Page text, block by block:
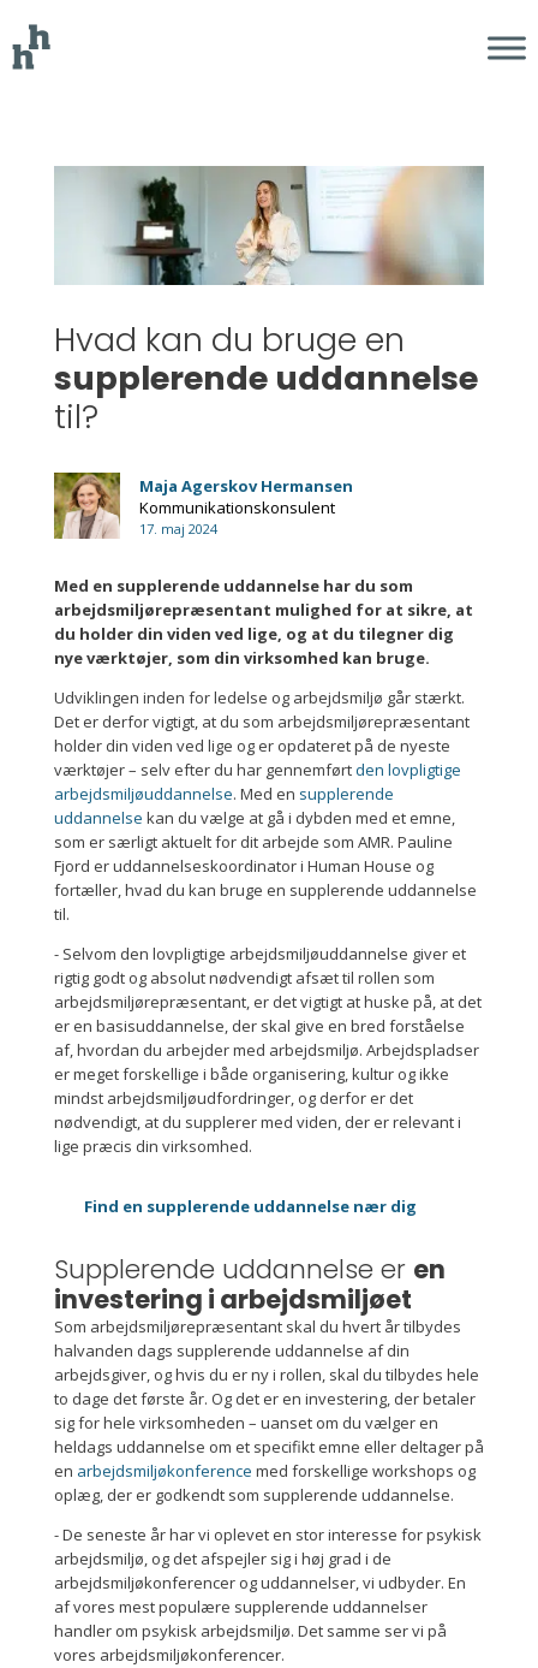
Hvad kan du bruge en
supplerende uddannelse
til?​
Maja Agerskov Hermansen
Kommunikationskonsulent
17. maj 2024
Med en supplerende uddannelse har du som
arbejdsmiljørepræsentant mulighed for at sikre, at
du holder din viden ved lige, og at du tilegner dig
nye værktøjer, som din virksomhed kan bruge​.
Udviklingen inden for ledelse og arbejdsmiljø går stærkt.
Det er derfor vigtigt, at du som arbejdsmiljørepræsentant
holder din viden ved lige og er opdateret på de nyeste
værktøjer – selv efter du har gennemførtden lovpligtige
arbejdsmiljøuddannelse. Med en supplerende
uddannelse kan du vælge at gå i dybden med et emne,
som er særligt aktuelt for dit arbejde som AMR. Pauline
Fjord er uddannelseskoordinator i Human House og
fortæller, hvad du kan bruge en supplerende uddannelse
til.
- Selvom den lovpligtige arbejdsmiljøuddannelse giver et
rigtig godt og absolut nødvendigt afsæt til rollen som
arbejdsmiljørepræsentant, er det vigtigt at huske på, at det
er en basisuddannelse, der skal give en bred forståelse
af, hvordan du arbejder med arbejdsmiljø. Arbejdspladser
er meget forskellige i både organisering, kultur og ikke
mindst arbejdsmiljøudfordringer, og derfor er det
nødvendigt, at du supplerer med viden, der er relevant i
lige præcis din virksomhed.
Find en supplerende uddannelse nær dig
Supplerende uddannelse er en
investering i arbejdsmiljøet
Som arbejdsmiljørepræsentant skal du hvert år tilbydes
halvanden dags supplerende uddannelse af din
arbejdsgiver, og hvis du er ny i rollen, skal du tilbydes hele
to dage det første år. Og det er en investering, der betaler
sig for hele virksomheden – uanset om du vælger en
heldags uddannelse om et specifikt emne eller deltager på
en arbejdsmiljøkonference med forskellige workshops og
oplæg, der er godkendt som supplerende uddannelse.
- De seneste år har vi oplevet en stor interesse for psykisk
arbejdsmiljø, og det afspejler sig i høj grad i de
arbejdsmiljøkonferencer og uddannelser, vi udbyder. En
af vores mest populære supplerende uddannelser
handler om psykisk arbejdsmiljø. Det samme ser vi på
vores arbejdsmiljøkonferencer.